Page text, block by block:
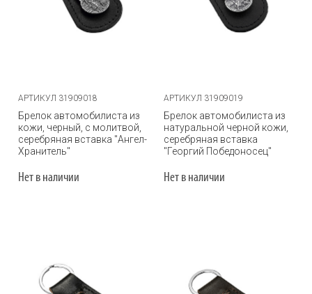
АРТИКУЛ 31909018
Брелок автомобилиста из
кожи, черный, с молитвой,
серебряная вставка "Ангел-
Хранитель"
Нет в наличии
АРТИКУЛ 31909019
Брелок автомобилиста из
натуральной черной кожи,
серебряная вставка
"Георгий Победоносец"
Нет в наличии